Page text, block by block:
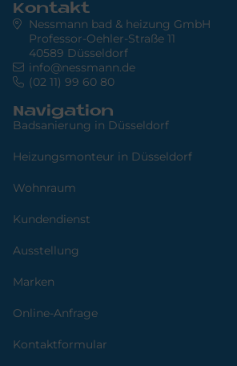
Kontakt
Nessmann bad & heizung GmbH
Professor-Oehler-Straße 11
40589 Düsseldorf
info@nessmann.de
(02 11) 99 60 80
Navigation
Badsanierung in Düsseldorf
Heizungsmonteur in Düsseldorf
Wohnraum
Kundendienst
Ausstellung
Marken
Online-Anfrage
Kontaktformular